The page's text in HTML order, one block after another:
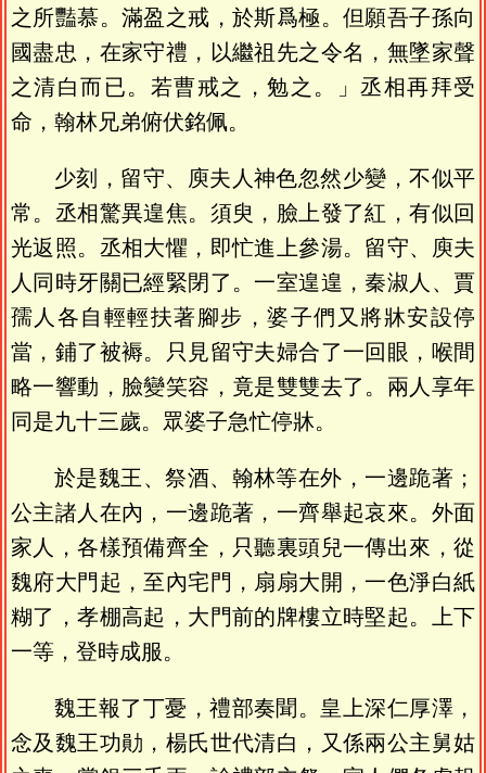
之所豔慕。滿盈之戒，於斯爲極。但願吾子孫向
國盡忠，在家守禮，以繼祖先之令名，無墜家聲
之清白而已。若曹戒之，勉之。」丞相再拜受
命，翰林兄弟俯伏銘佩。
少刻，留守、庾夫人神色忽然少變，不似平
常。丞相驚異遑焦。須臾，臉上發了紅，有似回
光返照。丞相大懼，即忙進上參湯。留守、庾夫
人同時牙關已經緊閉了。一室遑遑，秦淑人、賈
孺人各自輕輕扶著腳步，婆子們又將牀安設停
當，鋪了被褥。只見留守夫婦合了一回眼，喉間
略一響動，臉變笑容，竟是雙雙去了。兩人享年
同是九十三歲。眾婆子急忙停牀。
於是魏王、祭酒、翰林等在外，一邊跪著；
公主諸人在內，一邊跪著，一齊舉起哀來。外面
家人，各樣預備齊全，只聽裏頭兒一傳出來，從
魏府大門起，至內宅門，扇扇大開，一色淨白紙
糊了，孝棚高起，大門前的牌樓立時堅起。上下
一等，登時成服。
魏王報了丁憂，禮部奏聞。皇上深仁厚澤，
念及魏王功勛，楊氏世代清白，又係兩公主舅姑